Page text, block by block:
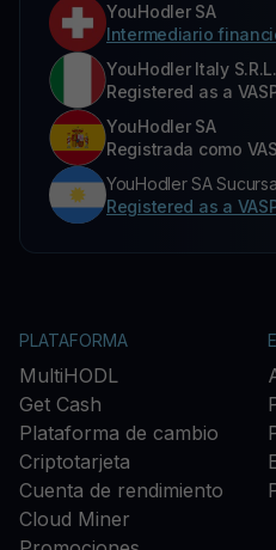
YouHodler SA
Intermediario
YouHodler Italy S.R.L.
Registered as a
YouHodler SA
Registrada como
YouHodler SA
Registered as a
PLATAFORMA
MultiHODL
Get Cash
Plataforma de cambio
Criptotarjeta
Cuenta de rendimiento
Cloud Miner